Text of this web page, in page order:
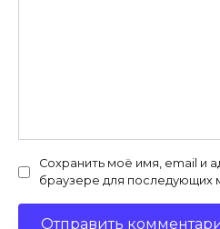
Сохранить моё имя, email и
браузере для последующих